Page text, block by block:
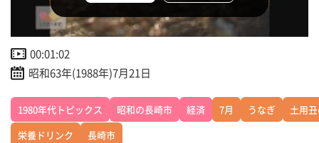
00:01:02
昭和63年(1988年)7月21日
1980年代トピックス 昭和の長崎市 経済 7月 うなぎ
土用
栄養ドリンク
長崎市